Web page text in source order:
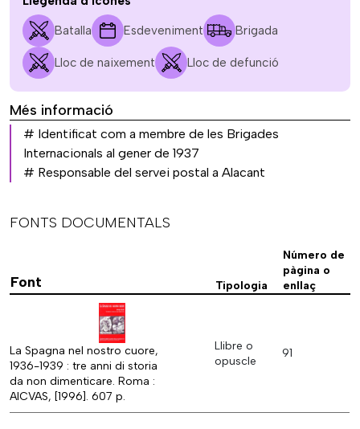
Batalla Esdeveniment Brigada
Lloc de naixement Lloc de defunció
Més informació
# Identificat com a membre de les Brigades
Internacionals al gener de 1937
# Responsable del servei postal a Alacant
FONTS DOCUMENTALS
Font Tipologia
Número de
pàgina o
enllaç
La Spagna nel nostro cuore,
1936-1939 : tre anni di storia
da non dimenticare. Roma :
AICVAS, [1996]. 607 p.
Llibre o
opuscle
91